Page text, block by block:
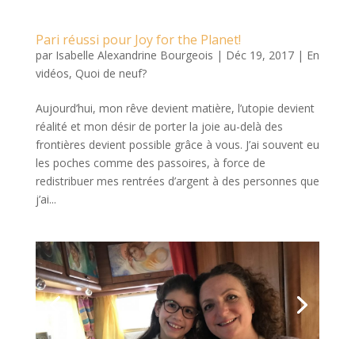
Pari réussi pour Joy for the Planet!
par Isabelle Alexandrine Bourgeois | Déc 19, 2017| En
vidéos, Quoi de neuf?
Aujourd’hui, mon rêve devient matière, l’utopie devient
réalité et mon désir de porter la joie au-delà des
frontières devient possible grâce à vous. J’ai souvent eu
les poches comme des passoires, à force de
redistribuer mes rentrées d’argent à des personnes que
j’ai...